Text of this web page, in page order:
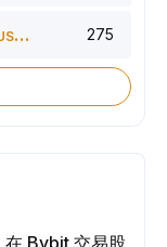
275
Bybit 交易股